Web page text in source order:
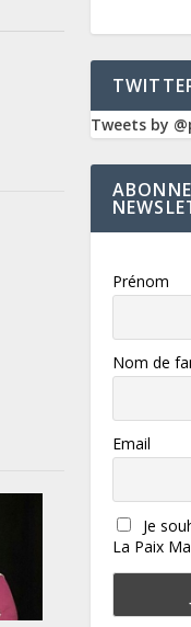
Tweets by
Prénom
Nom de
Email
Je
La Paix